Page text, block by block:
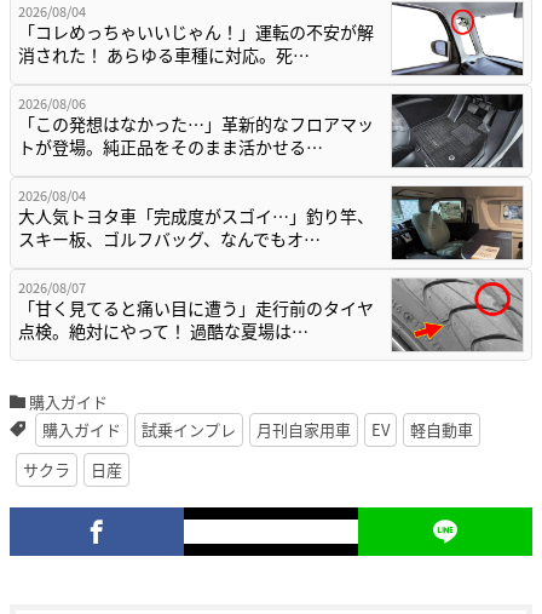
2026/08/04
「コレめっちゃいいじゃん！」運転の不安が解
消された！ あらゆる車種に対応。死…
2026/08/06
「この発想はなかった…」革新的なフロアマッ
トが登場。純正品をそのまま活かせる…
2026/08/04
大人気トヨタ車「完成度がスゴイ…」釣り竿、
スキー板、ゴルフバッグ、なんでもオ…
2026/08/07
「甘く見てると痛い目に遭う」走行前のタイヤ
点検。絶対にやって！ 過酷な夏場は…
購入ガイド
購入ガイド
試乗インプレ 月刊自家用車 EV
軽自動車
サクラ
日産